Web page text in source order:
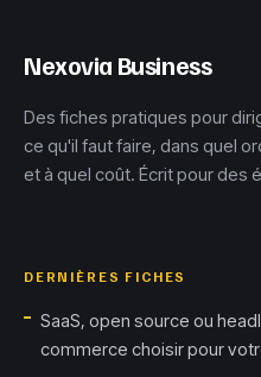
Nexovia Business
Des fiches pratiques pour
ce qu'il faut faire, dans quel
et à quel coût. Écrit pour des
DERNIÈRES FICHES
SaaS, open source ou
commerce choisir pour